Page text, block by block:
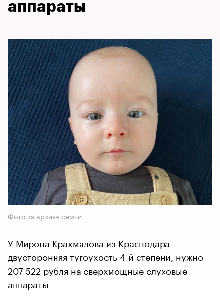
аппараты
Фото из архива семьи
У Мирона Крахмалова из Краснодара
двусторонняя тугоухость 4-й степени, нужно
207 522 рубля на сверхмощные слуховые
аппараты